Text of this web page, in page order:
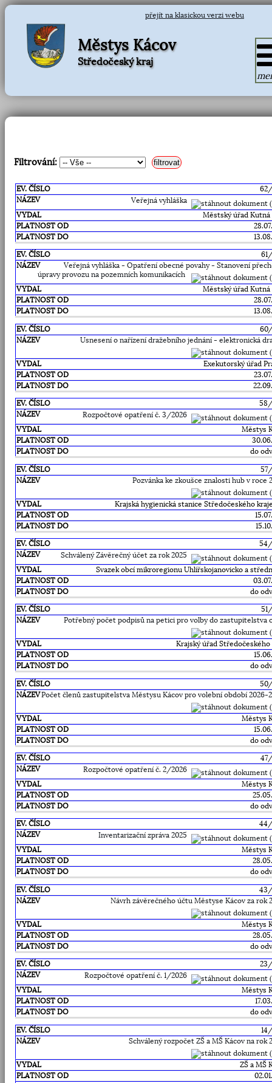
přejít na klasickou verzi webu
Městys Kácov
Středočeský kraj
Filtrování:
ev.
číslo
vydal
platnost
od
platnost
do
*
Veřejná vyhláška
Městský úřad Kutná
Veřejná vyhláška - Opatření obecné povahy - Stanovení
úpravy provozu na pozemních komunikacích
Městský úřad Kutná
Usnesení o nařízení dražebního jednání - elektronická
Exekutorský úřad
Rozpočtové opatření č. 3/2026
Městys
do
Pozvánka ke zkoušce znalosti hub v roce
Krajská hygienická stanice Středočeského
Schválený Závěrečný účet za rok 2025
Svazek obcí mikroregionu Uhlířskojanovicko a
do
Potřebný počet podpisů na petici pro volby do zastupitelstva
Krajský úřad Středočeského
do
Počet členů zastupitelstva Městysu Kácov pro volební období 2026-
Městys
do
Rozpočtové opatření č. 2/2026
Městys
do
Inventarizační zpráva 2025
Městys
do
Návrh závěrečného účtu Městyse Kácov za rok
Městys
do
Rozpočtové opatření č. 1/2026
Městys
do
Schválený rozpočet ZŠ a MŠ Kácov na rok
ZŠ a MŠ